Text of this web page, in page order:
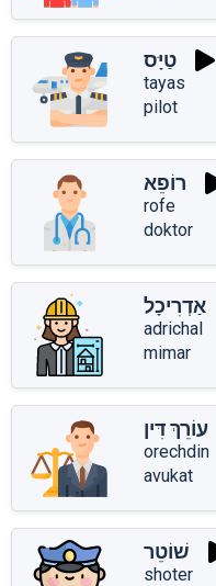
טַיָּס
tayas
pilot
רוֹפֵא
rofe
doktor
אַדְרִיכָל
adrichal
mimar
עוֹרֵךְ דִּין
orechdin
avukat
שׁוֹטֵר
shoter